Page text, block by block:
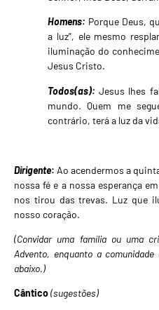
Homens: Porque Deus,
a luz”, ele mesmo
iluminação do
Jesus Cristo.
Todos(as): Jesus lhes
mundo. Quem me
contrário, terá a luz da
Dirigente: Ao acendermos a
nossa fé e a nossa esperança
nos tirou das trevas. Luz que
nosso coração.
(Convidar uma família ou uma
Advento, enquanto a
abaixo.)
Cântico(sugestões)